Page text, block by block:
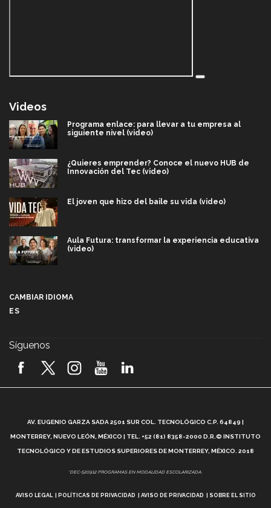
Videos
Programa enlace: para llevar a tu empresa al
siguiente nivel (video)
¿Quieres emprender? Conoce el nuevo HUB de
Innovación del Tec (video)
El joven que hizo del baile su vida (video)
Aula Futura: transformar la experiencia educativa
(video)
2026! (video)
¿Cómo es el Modelo Educativo Tec? (video)
Vida Tec: Feminismo e Inteligencia Artificial, Paola
CAMBIAR IDIOMA
ES
Síguenos
AV. EUGENIO GARZA SADA 2501 SUR COL. TECNOLÓGICO C.P. 64849 |
MONTERREY, NUEVO LEÓN, MÉXICO | TEL. +52 (81) 8358-2000 D.R.© INSTITUTO
TECNOLÓGICO Y DE ESTUDIOS SUPERIORES DE MONTERREY, MÉXICO. 2018
*DEC-520912 PROGRAMAS EN MODALIDAD ESCOLARIZADA.
AVISO LEGAL POLÍTICAS DE PRIVACIDAD AVISO DE PRIVACIDAD SOBRE EL SITIO